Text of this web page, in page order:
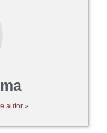
autor »